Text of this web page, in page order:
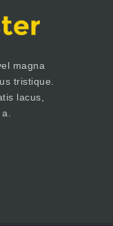
magna
tristique.
lacus,